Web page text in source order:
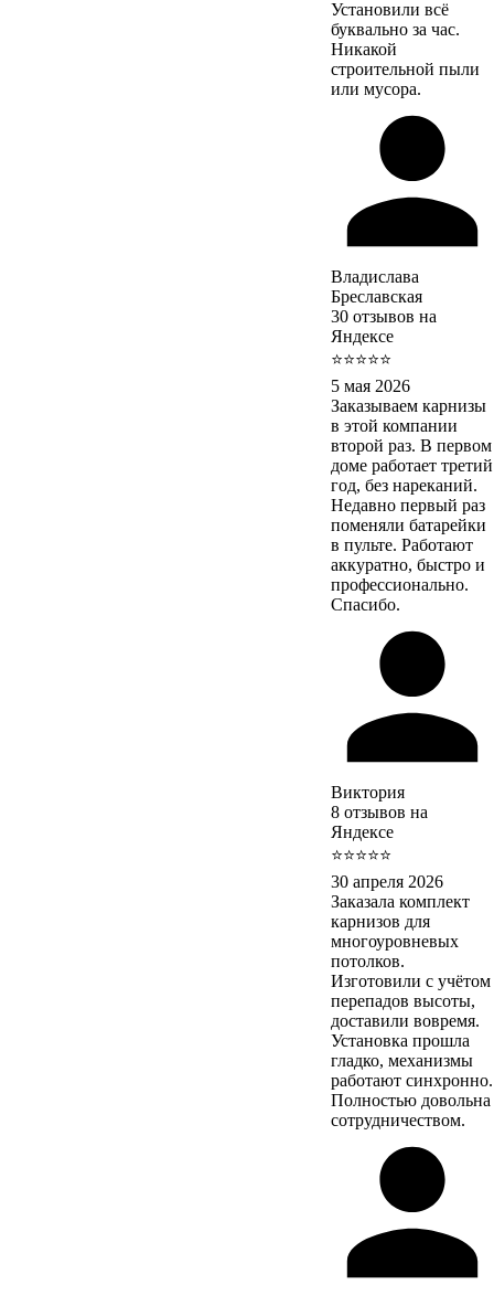
Установили всё
буквально за час.
Никакой
строительной пыли
или мусора.
Владислава
Бреславская
30 отзывов на
Яндексе
⭐⭐⭐⭐⭐
5 мая 2026
Заказываем карнизы
в этой компании
второй раз. В первом
доме работает третий
год, без нареканий.
Недавно первый раз
поменяли батарейки
в пульте. Работают
аккуратно, быстро и
профессионально.
Спасибо.
Виктория
8 отзывов на
Яндексе
⭐⭐⭐⭐⭐
30 апреля 2026
Заказала комплект
карнизов для
многоуровневых
потолков.
Изготовили с учётом
перепадов высоты,
доставили вовремя.
Установка прошла
гладко, механизмы
работают синхронно.
Полностью довольна
сотрудничеством.